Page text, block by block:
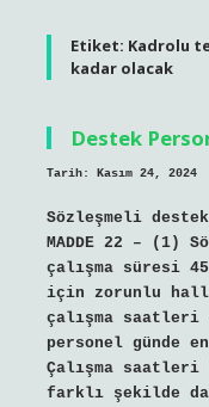
Etiket: Kadrolu
kadar olacak
Destek
Tarih: Kasım 24, 2024
Sözleşmeli
MADDE 22 – (1)
çalışma süresi
için zorunlu
çalışma saatleri
personel günde
Çalışma saatleri
farklı şekilde